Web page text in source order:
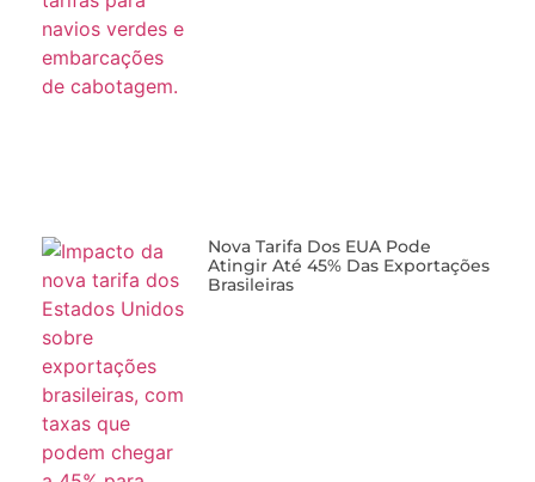
Nova Tarifa Dos EUA Pode
Atingir Até 45% Das Exportações
Brasileiras